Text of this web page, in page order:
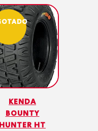
KENDA
BOUNTY
HUNTER HT